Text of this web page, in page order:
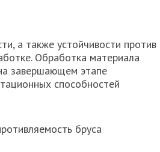
а также устойчивости против
Обработка материала
завершающем этапе
способностей
бруса